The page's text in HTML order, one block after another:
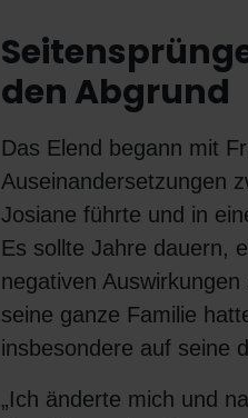
den Abgrund
Das Elend begann mit
Auseinandersetzungen
Josiane führte und in
Es sollte Jahre dauern,
negativen
seine ganze Familie
insbesondere auf seine
„Ich änderte mich und